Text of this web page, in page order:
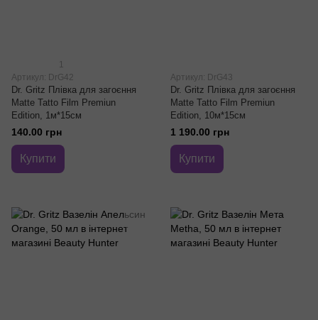
1
Артикул: DrG42
Dr. Gritz Плівка для загоєння
Matte Tatto Film Premiun
Edition, 1м*15см
140.00 грн
Купити
Артикул: DrG43
Dr. Gritz Плівка для загоєння
Matte Tatto Film Premiun
Edition, 10м*15см
1 190.00 грн
Купити